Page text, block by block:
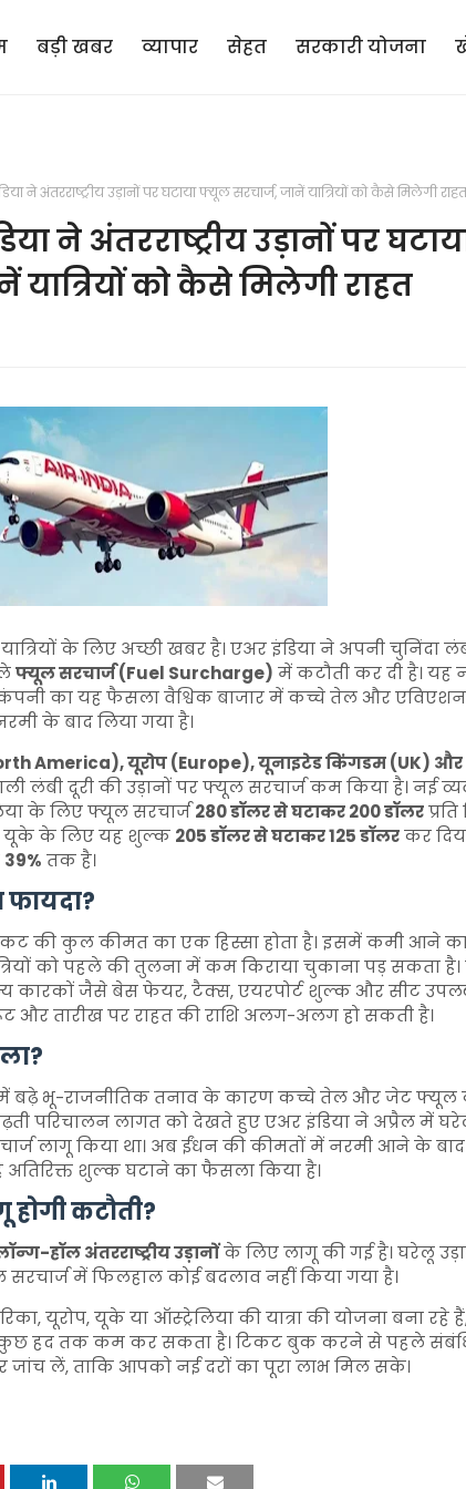
बड़ी खबर व्यापार सेहत सरकारी योजना
ने अंतरराष्ट्रीय उड़ानों पर घटाया फ्यूल सरचार्ज, जानें यात्रियों को कैसे मिलेगी राहत
ने अंतरराष्ट्रीय उड़ानों पर
यात्रियों को कैसे मिलेगी राहत
के लिए अच्छी खबर है। एअर इंडिया ने अपनी चुनिंदा
फ्यूल सरचार्ज (Fuel Surcharge) में कटौती कर दी है। यह
का यह फैसला वैश्विक बाजार में कच्चे तेल और एविएशन
के बाद लिया गया है।
America), यूरोप (Europe), यूनाइटेड किंगडम (UK) और
लंबी दूरी की उड़ानों पर फ्यूल सरचार्ज कम किया है। नई
के लिए फ्यूल सरचार्ज280 डॉलर से घटाकर 200 डॉलर
यूके के लिए यह शुल्क 205 डॉलर से घटाकर 125 डॉलरकर
39% तक है।
फायदा?
की कुल कीमत का एक हिस्सा होता है। इसमें कमी आने
को पहले की तुलना में कम किराया चुकाना पड़ सकता है।
कारकों जैसे बेस फेयर, टैक्स, एयरपोर्ट शुल्क और सीट
और तारीख पर राहत की राशि अलग-अलग हो सकती है।
बढ़े भू-राजनीतिक तनाव के कारण कच्चे तेल और जेट फ्यूल
परिचालन लागत को देखते हुए एअर इंडिया ने अप्रैल में
लागू किया था। अब ईंधन की कीमतों में नरमी आने के
अतिरिक्त शुल्क घटाने का फैसला किया है।
होगी कटौती?
हॉल अंतरराष्ट्रीय उड़ानोंके लिए लागू की गई है। घरेलू
में फिलहाल कोई बदलाव नहीं किया गया है।
यूरोप, यूके या ऑस्ट्रेलिया की यात्रा की योजना बना रहे
कुछ हद तक कम कर सकता है। टिकट बुक करने से पहले
लें, ताकि आपको नई दरों का पूरा लाभ मिल सके।